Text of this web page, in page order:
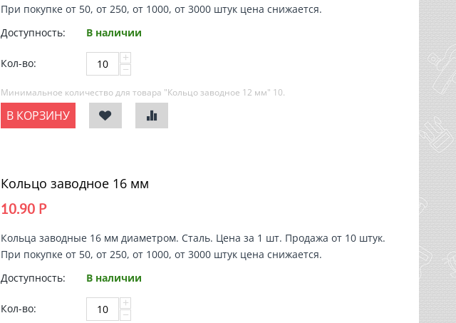
При покупке от 50, от 250, от 1000, от 3000 штук цена снижается.
Доступность:
В наличии
Кол-во: +
−
Минимальное количество для товара "Кольцо заводное 12 мм" 10.
В КОРЗИНУ
Кольцо заводное 16 мм
10.90 Р
Кольца заводные 16 мм диаметром. Сталь. Цена за 1 шт. Продажа от 10 штук.
При покупке от 50, от 250, от 1000, от 3000 штук цена снижается.
Доступность:
В наличии
Кол-во: +
−